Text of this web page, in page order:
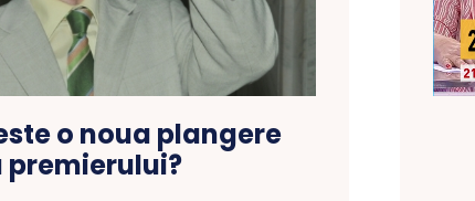
o noua plangere
premierului?